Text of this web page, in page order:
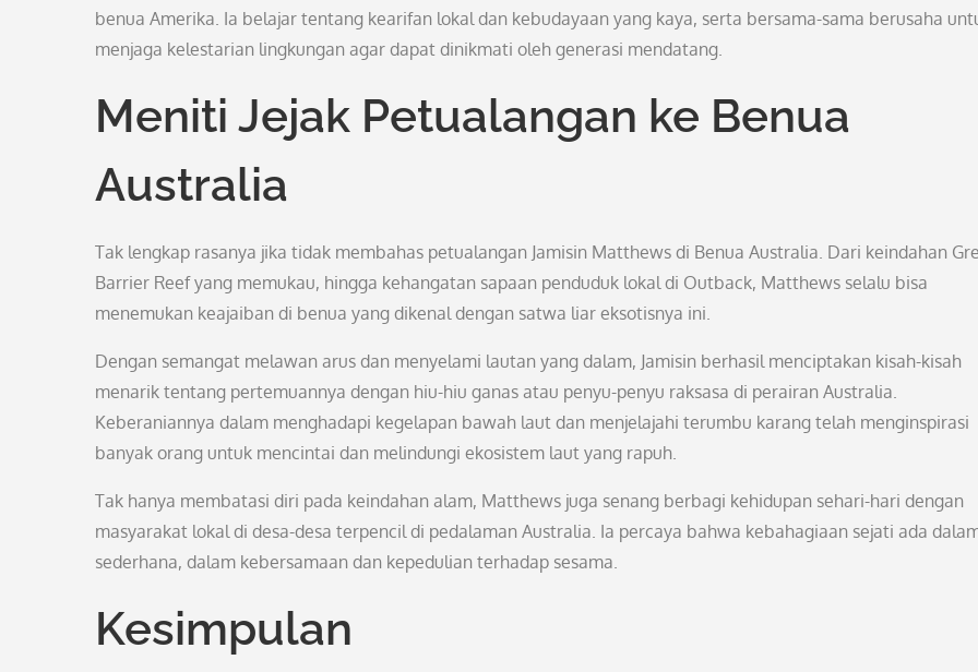
benua Amerika. Ia belajar tentang kearifan lokal dan kebudayaan yang kaya, serta bersama-sama berusaha
menjaga kelestarian lingkungan agar dapat dinikmati oleh generasi mendatang.
Meniti Jejak Petualangan ke Benua
Australia
Tak lengkap rasanya jika tidak membahas petualangan Jamisin Matthews di Benua Australia. Dari keindahan
Barrier Reef yang memukau, hingga kehangatan sapaan penduduk lokal di Outback, Matthews selalu bisa
menemukan keajaiban di benua yang dikenal dengan satwa liar eksotisnya ini.
Dengan semangat melawan arus dan menyelami lautan yang dalam, Jamisin berhasil menciptakan kisah-kisah
menarik tentang pertemuannya dengan hiu-hiu ganas atau penyu-penyu raksasa di perairan Australia.
Keberaniannya dalam menghadapi kegelapan bawah laut dan menjelajahi terumbu karang telah menginspirasi
banyak orang untuk mencintai dan melindungi ekosistem laut yang rapuh.
Tak hanya membatasi diri pada keindahan alam, Matthews juga senang berbagi kehidupan sehari-hari dengan
masyarakat lokal di desa-desa terpencil di pedalaman Australia. Ia percaya bahwa kebahagiaan sejati ada
sederhana, dalam kebersamaan dan kepedulian terhadap sesama.
Kesimpulan